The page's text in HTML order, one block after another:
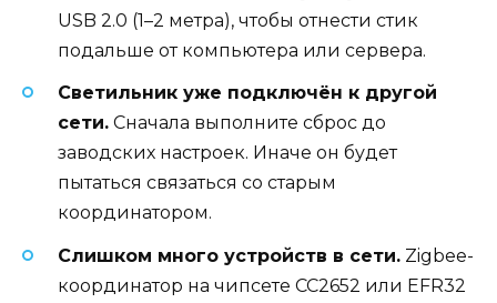
USB 2.0 (1–2 метра), чтобы отнести стик
подальше от компьютера или сервера.
Светильник уже подключён к другой
сети. Сначала выполните сброс до
заводских настроек. Иначе он будет
пытаться связаться со старым
координатором.
Слишком много устройств в сети. Zigbee-
координатор на чипсете CC2652 или EFR32